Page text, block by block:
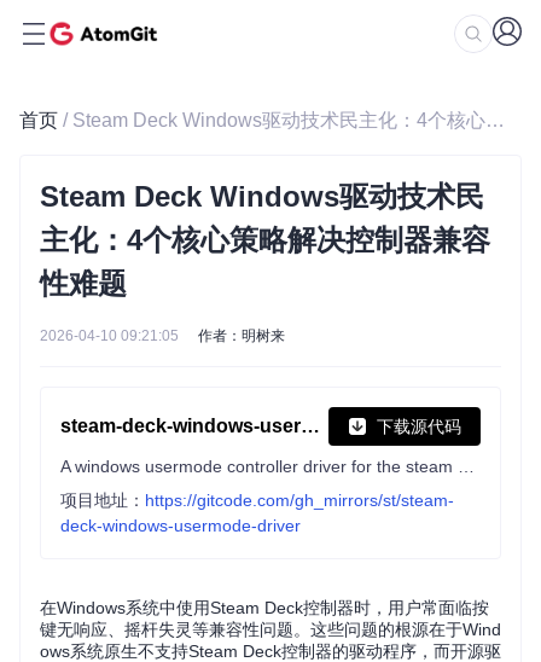
首页 / Steam Deck Windows驱动技术民主化：4个核心策略解决控制器兼容性难题
Steam Deck Windows驱动技术民
主化：4个核心策略解决控制器兼容
性难题
2026-04-10 09:21:05 作者：明树来
steam-deck-windows-usermode-driver 下载源代码
项目地址： https://gitcode.com/gh_mirrors/st/steam-
deck-windows-usermode-driver
在Windows系统中使用Steam Deck控制器时，用户常面临按
键无响应、摇杆失灵等兼容性问题。这些问题的根源在于Wind
ows系统原生不支持Steam Deck控制器的驱动程序，而开源驱